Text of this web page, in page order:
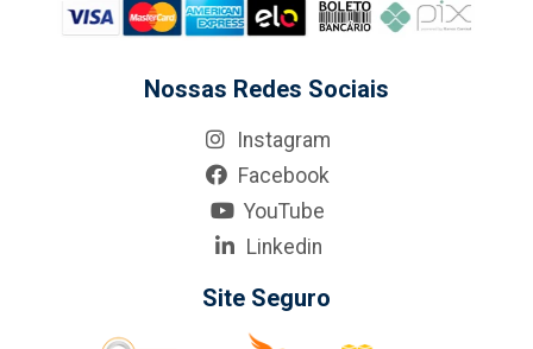
Nossas Redes Sociais
Instagram
Facebook
YouTube
Linkedin
Site Seguro